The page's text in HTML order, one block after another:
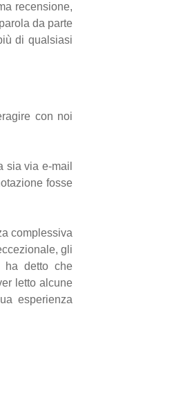
recensione,
da parte
di qualsiasi
con noi
sia via e-mail
fosse
complessiva
gli
ha detto che
letto alcune
esperienza